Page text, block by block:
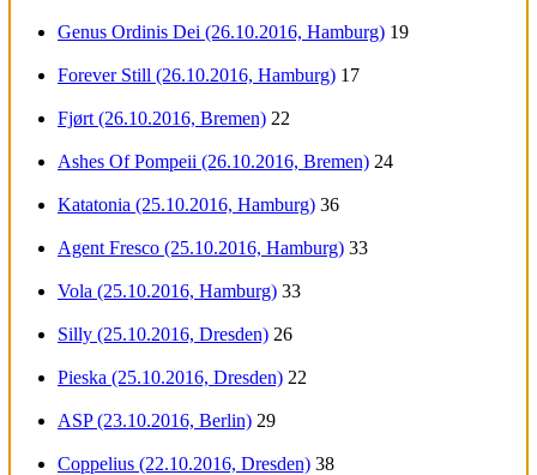
Genus Ordinis Dei (26.10.2016, Hamburg) 19
Forever Still (26.10.2016, Hamburg) 17
Fjørt (26.10.2016, Bremen) 22
Ashes Of Pompeii (26.10.2016, Bremen) 24
Katatonia (25.10.2016, Hamburg) 36
Agent Fresco (25.10.2016, Hamburg) 33
Vola (25.10.2016, Hamburg) 33
Silly (25.10.2016, Dresden) 26
Pieska (25.10.2016, Dresden) 22
ASP (23.10.2016, Berlin) 29
Coppelius (22.10.2016, Dresden) 38